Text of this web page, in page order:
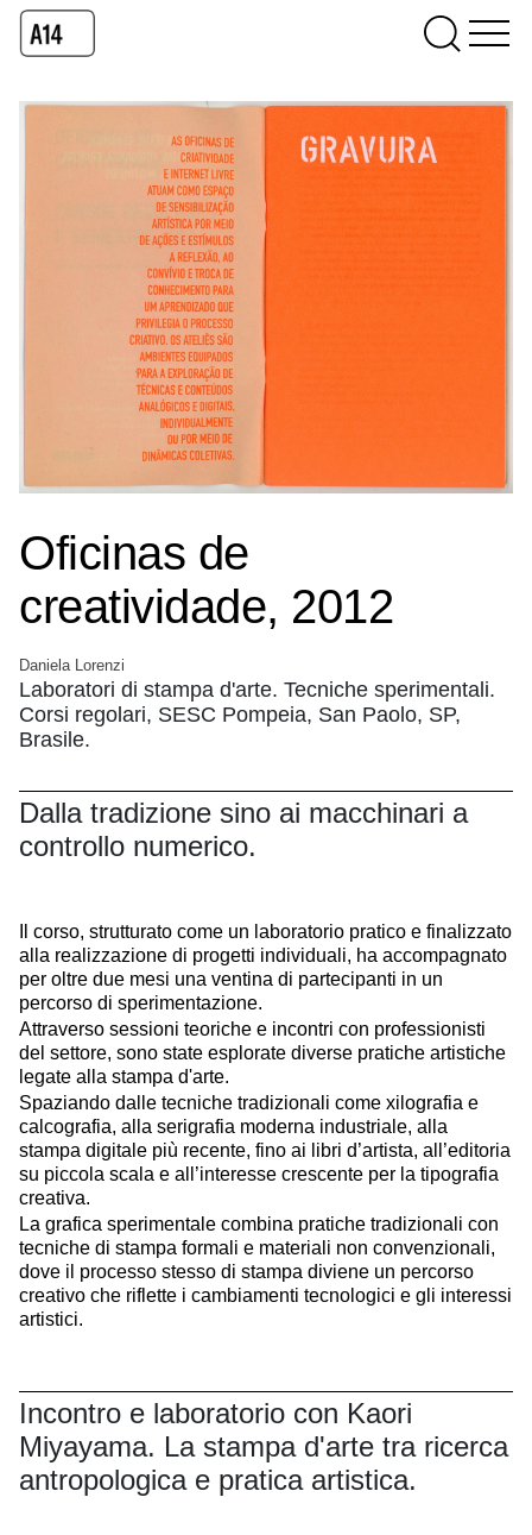
Oficinas de
creatividade, 2012
Daniela Lorenzi
Laboratori di stampa d'arte. Tecniche sperimentali.
Corsi regolari, SESC Pompeia, San Paolo, SP,
Brasile.
Dalla tradizione sino ai macchinari a
controllo numerico.
Il corso, strutturato come un laboratorio pratico e finalizzato
alla realizzazione di progetti individuali, ha accompagnato
per oltre due mesi una ventina di partecipanti in un
percorso di sperimentazione.
Attraverso sessioni teoriche e incontri con professionisti
del settore, sono state esplorate diverse pratiche artistiche
legate alla stampa d'arte.
Spaziando dalle tecniche tradizionali come xilografia e
calcografia, alla serigrafia moderna industriale, alla
stampa digitale più recente, fino ai libri d’artista, all’editoria
su piccola scala e all’interesse crescente per la tipografia
creativa.
La grafica sperimentale combina pratiche tradizionali con
tecniche di stampa formali e materiali non convenzionali,
dove il processo stesso di stampa diviene un percorso
creativo che riflette i cambiamenti tecnologici e gli interessi
artistici.
Incontro e laboratorio con Kaori
Miyayama. La stampa d'arte tra ricerca
antropologica e pratica artistica.